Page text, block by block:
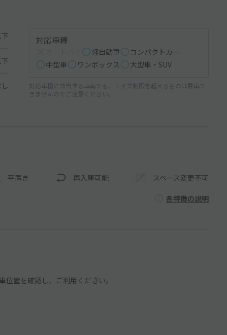
対応車種
軽自動車
コンパクトカー
中型車
ワンボックス 大型車・SUV
対応車種に該当する車両でも、サイズ制限を超えるものは駐車で
きませんのでご注意ください。
平置き 再入庫可能 スペース変更不可
各特徴の説明
置を確認し、ご利用ください。